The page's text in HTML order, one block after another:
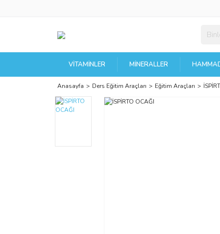
VITAMINLER MINERALLER
Anasayfa Ders Eğitim Araçları Eğitim Araçları